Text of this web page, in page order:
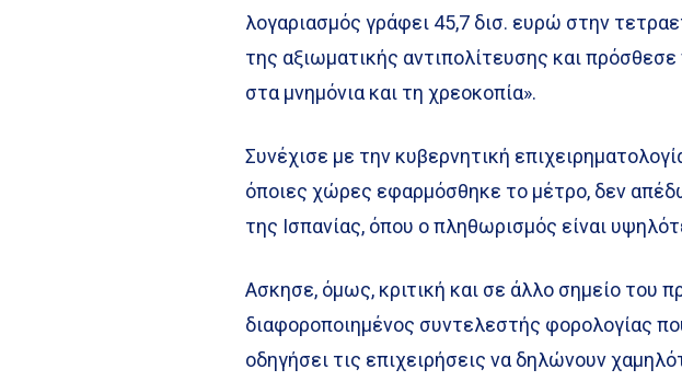
λογαριασμός γράφει 45,7 δισ. ευρώ στην
της αξιωματικής αντιπολίτευσης και
στα μνημόνια και τη χρεοκοπία».
Συνέχισε με την κυβερνητική
όποιες χώρες εφαρμόσθηκε το μέτρο, δεν
της Ισπανίας, όπου ο πληθωρισμός είναι
Ασκησε, όμως, κριτική και σε άλλο σημείο του
διαφοροποιημένος συντελεστής φορολογίας
οδηγήσει τις επιχειρήσεις να δηλώνουν